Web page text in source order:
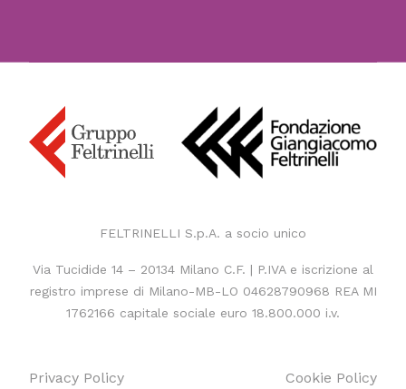
Privacy Policy Cookie Policy
FELTRINELLI S.p.A. a socio unico
Via Tucidide 14 – 20134 Milano C.F. | P.IVA e iscrizione al
registro imprese di Milano-MB-LO 04628790968 REA MI
1762166 capitale sociale euro 18.800.000 i.v.